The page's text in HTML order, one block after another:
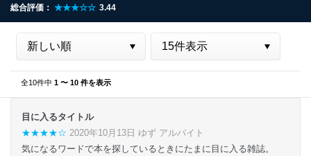
総合評価： ★★★☆☆ 3.44
全10件中 1 〜 10 件を表示
目に入るタイトル
★★★★☆ 2020年10月13日 ゆず アルバイト
気になるワードで本を探しているときにたまに目に入る雑誌。